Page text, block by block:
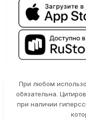
При любом
обязательна.
при наличии